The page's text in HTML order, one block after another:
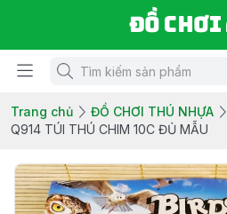
Đồ chơi
Trang chủ ĐỒ CHƠI THÚ NHỰA
Q914 TÚI THÚ CHIM 10C ĐỦ MẪU